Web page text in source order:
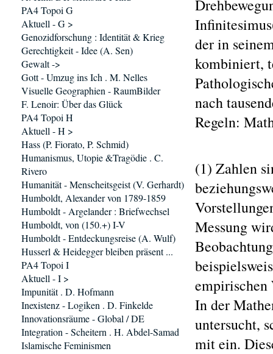
der in
kombiniert,
nach
Regeln:
(1) Zahlen
Messung
empirischen
In der
untersucht,
mit ein.
PA4 Topoi G
Aktuell - G >
Genozidforschung : Identität & Krieg
Gerechtigkeit - Idee (A. Sen)
Gewalt ->
Gott - Umzug ins Ich . M. Nelles
Visuelle Geographien - RaumBilder
F. Lenoir: Über das Glück
PA4 Topoi H
Aktuell - H >
Hass (P. Fiorato, P. Schmid)
Humanismus, Utopie &Tragödie . C.
Rivero
Humanität - Menscheitsgeist (V. Gerhardt)
Humboldt, Alexander von 1789-1859
Humboldt - Argelander : Briefwechsel
Humboldt, von (150.+) I-V
Humboldt - Entdeckungsreise (A. Wulf)
Husserl & Heidegger bleiben präsent ...
PA4 Topoi I
Aktuell - I >
Impunität . D. Hofmann
Inexistenz - Logiken . D. Finkelde
Innovationsräume - Global / DE
Integration - Scheitern . H. Abdel-Samad
Islamische Feminismen